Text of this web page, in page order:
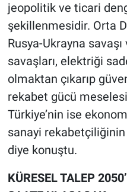
jeopolitik ve ticari
şekillenmesidir. Orta
Rusya-Ukrayna
savaşları, elektriği
olmaktan çıkarıp
rekabet gücü
Türkiye’nin ise
sanayi
diye konuştu.
KÜRESEL TALEP